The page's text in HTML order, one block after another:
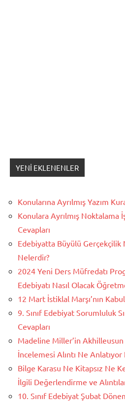
YENI EKLENENLER
Konularına Ayrılmış Yazım
Konulara Ayrılmış Noktalama
Cevapları
Edebiyatta Büyülü
Nelerdir?
2024 Yeni Ders Müfredatı
Edebiyatı Nasıl Olacak
12 Mart İstiklal Marşı’nın
9. Sınıf Edebiyat Sorumluluk
Cevapları
Madeline Miller’in Akhilleusun
İncelemesi Alıntı Ne
Bilge Karasu Ne Kitapsız Ne
İlgili Değerlendirme ve
10. Sınıf Edebiyat Şubat